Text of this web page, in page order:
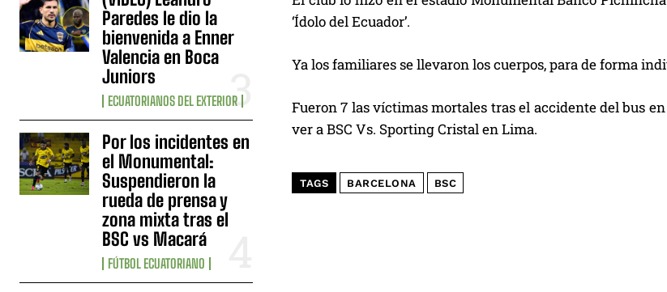
Paredes le dio la
bienvenida a Enner
Valencia en Boca
Juniors
ECUATORIANOS DEL EXTERIOR
Por los incidentes en
el Monumental:
Suspendieron la
rueda de prensa y
zona mixta tras el
BSC vs Macará
FÚTBOL ECUATORIANO
‘Ídolo del Ecuador’.
Ya los familiares se llevaron los cuerpos, para de forma
Fueron 7 las víctimas mortales tras el accidente del bus
ver a BSC Vs. Sporting Cristal en Lima.
TAGS BARCELONA BSC